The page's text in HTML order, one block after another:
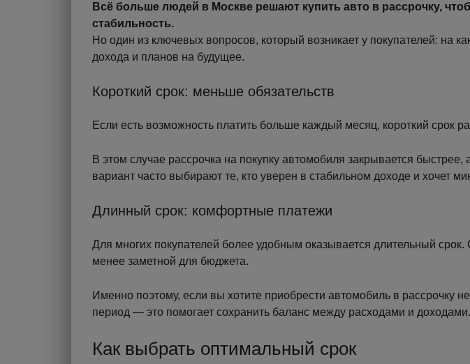
Всё больше людей в Москве решают купить авто в рассрочку,
стабильность.
Но один из ключевых вопросов, который возникает у покупателей: на
дохода и планов на будущее.
Короткий срок: меньше обязательств
Если есть возможность платить больше каждый месяц, короткий срок
В этом случае рассрочка на покупку автомобиля закрывается
вариант часто выбирают те, кто уверен в стабильном доходе и хочет
Длинный срок: комфортные платежи
Для многих покупателей более удобным оказывается длительный
менее заметной для бюджета.
Именно поэтому, если вы хотите приобрести автомобиль в рассрочку
период — это помогает сохранить баланс между расходами и доходами.
Как выбрать оптимальный срок